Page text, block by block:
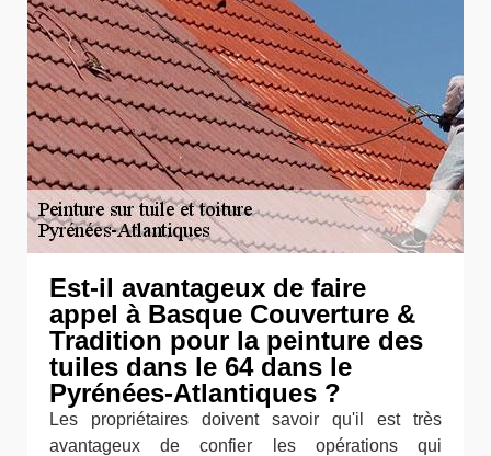
Est-il avantageux de faire
appel à Basque Couverture &
Tradition pour la peinture des
tuiles dans le 64 dans le
Pyrénées-Atlantiques ?
Les propriétaires doivent savoir qu'il est très
avantageux de confier les opérations qui